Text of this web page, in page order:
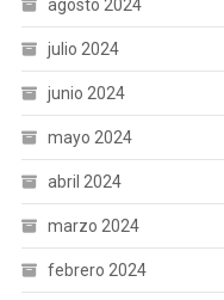
agosto 2024
julio 2024
junio 2024
mayo 2024
abril 2024
marzo 2024
febrero 2024